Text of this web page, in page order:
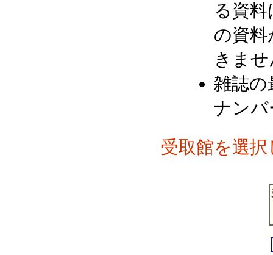
る資
の資料
きま
雑誌の
ナン
受取館を選